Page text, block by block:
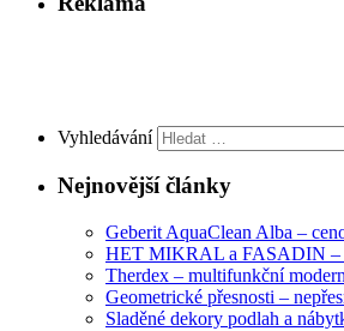
Vyhledávání
Nejnovější články
Geberit AquaClean Alba –
HET MIKRAL a FASADIN –
Therdex – multifunkční
Geometrické přesnosti –
Sladěné dekory podlah a